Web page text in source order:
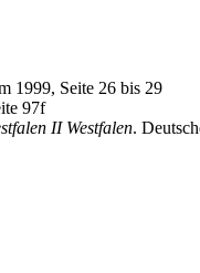
1999, Seite 26 bis 29
97f
II Westfalen.